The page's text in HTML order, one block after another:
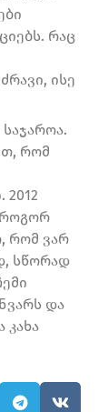
რაც
ისე
რომ
როგორ
რომ ვარ
სწორად
და
კახა